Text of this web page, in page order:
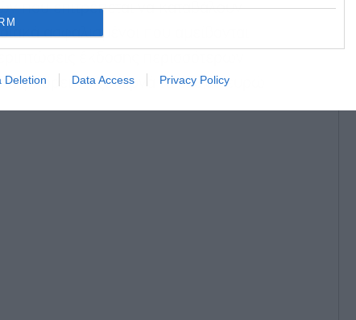
Deletion Data Access Privacy Policy
που επιτρέπεται να καταβάλουν
ασφαλισμένοι που αμείβονται
έκδοσης περισσότερων
μπορεί να ξεπερνά τα 620,60 ευρώ